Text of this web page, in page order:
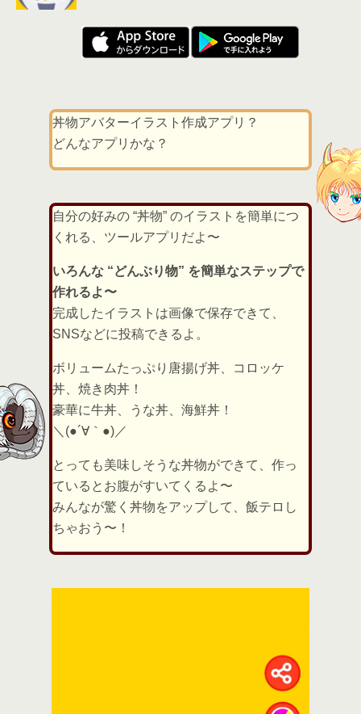
丼物アバターイラスト作成アプリ？
どんなアプリかな？
自分の好みの “丼物” のイラストを簡単につ
くれる、ツールアプリだよ〜
いろんな “どんぶり物” を簡単なステップで
作れるよ〜
完成したイラストは画像で保存できて、
SNSなどに投稿できるよ。
ボリュームたっぷり唐揚げ丼、コロッケ
丼、焼き肉丼！
豪華に牛丼、うな丼、海鮮丼！
＼(●´∀｀●)／
とっても美味しそうな丼物ができて、作っ
ているとお腹がすいてくるよ〜
みんなが驚く丼物をアップして、飯テロし
ちゃおう〜！